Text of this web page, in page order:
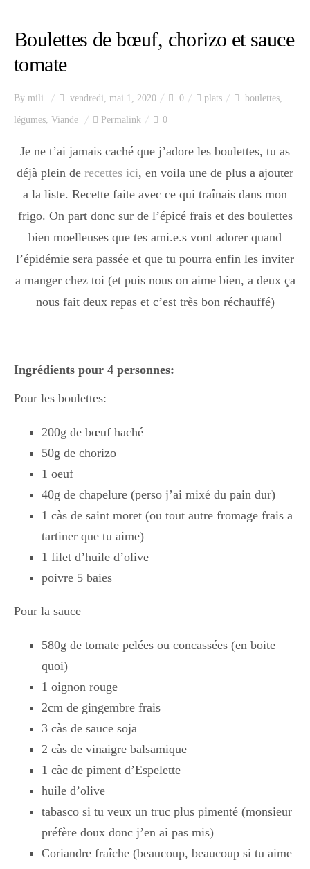
Boulettes de bœuf, chorizo et sauce
tomate
By mili vendredi, mai 1, 2020 0 plats boulettes,
légumes, Viande Permalink 0
Je ne t’ai jamais caché que j’adore les boulettes, tu as
déjà plein de recettes ici, en voila une de plus a ajouter
a la liste. Recette faite avec ce qui traînais dans mon
frigo. On part donc sur de l’épicé frais et des boulettes
bien moelleuses que tes ami.e.s vont adorer quand
l’épidémie sera passée et que tu pourra enfin les inviter
a manger chez toi (et puis nous on aime bien, a deux ça
nous fait deux repas et c’est très bon réchauffé)
Ingrédients pour 4 personnes:
Pour les boulettes:
200g de bœuf haché
50g de chorizo
1 oeuf
40g de chapelure (perso j’ai mixé du pain dur)
1 càs de saint moret (ou tout autre fromage frais a
tartiner que tu aime)
1 filet d’huile d’olive
poivre 5 baies
Pour la sauce
580g de tomate pelées ou concassées (en boite
quoi)
1 oignon rouge
2cm de gingembre frais
3 càs de sauce soja
2 càs de vinaigre balsamique
1 càc de piment d’Espelette
huile d’olive
tabasco si tu veux un truc plus pimenté (monsieur
préfère doux donc j’en ai pas mis)
Coriandre fraîche (beaucoup, beaucoup si tu aime